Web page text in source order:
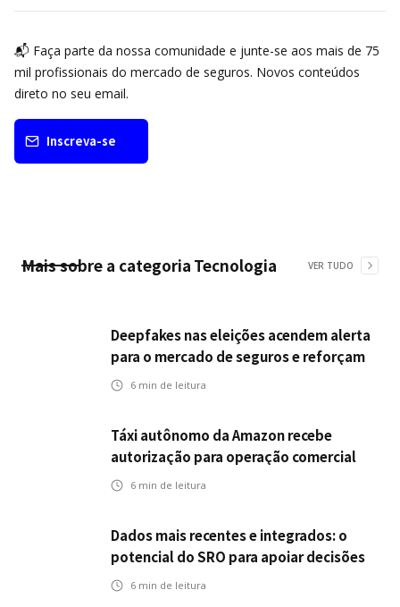
📬 Faça parte da nossa comunidade e junte-se aos mais de 75
mil profissionais do mercado de seguros. Novos conteúdos
direto no seu email.
Inscreva-se
Mais sobre a categoria Tecnologia VER TUDO
Deepfakes nas eleições acendem alerta
para o mercado de seguros e reforçam
desafios da inteligência artificial
6 min de leitura
Táxi autônomo da Amazon recebe
autorização para operação comercial
nos EUA: como a circulação desses
6 min de leitura
Dados mais recentes e integrados: o
potencial do SRO para apoiar decisões
nas seguradoras
6 min de leitura